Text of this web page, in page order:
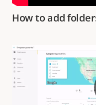
How to add